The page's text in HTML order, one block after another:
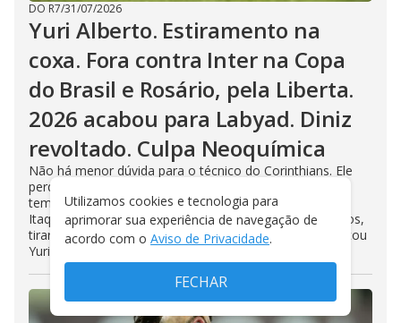
DO R7/31/07/2026
Yuri Alberto. Estiramento na
coxa. Fora contra Inter na Copa
do Brasil e Rosário, pela Liberta.
2026 acabou para Labyad. Diniz
revoltado. Culpa Neoquímica
Não há menor dúvida para o técnico do Corinthians. Ele
perdeu os dois atacantes em um momento crucial da
temporada. Culpa o gramado, repleto de areia, de
Itaquera. Direção busca culpados. Clube tenta, ao menos,
tirar a areia, que virou armadilha para Labyad e desgastou
Yuri Alberto
Utilizamos cookies e tecnologia para
aprimorar sua experiência de navegação de
acordo com o Aviso de Privacidade.
FECHAR